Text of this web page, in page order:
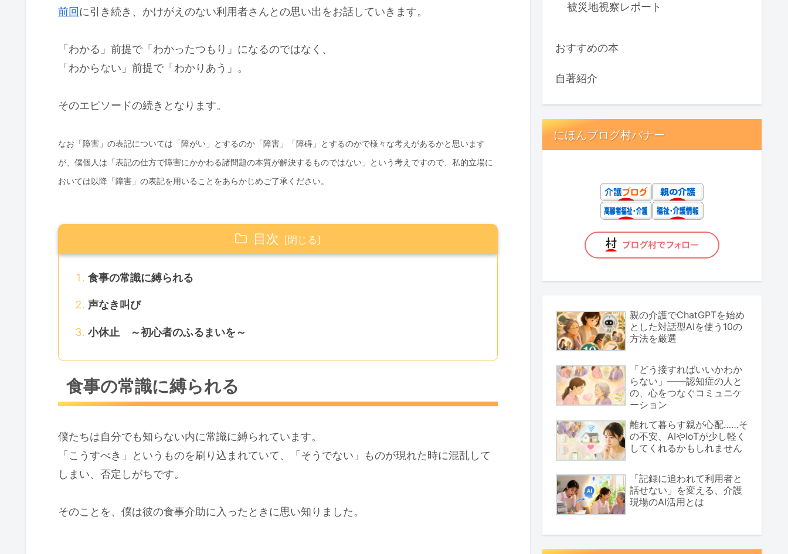
前回に引き続き、かけがえのない利用者さんとの思い出をお話していきます。
「わかる」前提で「わかったつもり」になるのではなく、
「わからない」前提で「わかりあう」。
そのエピソードの続きとなります。
なお「障害」の表記については「障がい」とするのか「障害」「障碍」とするのかで様々な考えがあるかと思います
が、僕個人は「表記の仕方で障害にかかわる諸問題の本質が解決するものではない」という考えですので、私的立場に
おいては以降「障害」の表記を用いることをあらかじめご了承ください。
目次
食事の常識に縛られる
声なき叫び
小休止 ～初心者のふるまいを～
食事の常識に縛られる
僕たちは自分でも知らない内に常識に縛られています。
「こうすべき」というものを刷り込まれていて、「そうでない」ものが現れた時に混乱して
しまい、否定しがちです。
そのことを、僕は彼の食事介助に入ったときに思い知りました。
被災地視察レポート
おすすめの本
自著紹介
にほんブログ村バナー
親の介護でChatGPTを始め
とした対話型AIを使う10の
方法を厳選
「どう接すればいいかわか
らない」――認知症の人と
の、心をつなぐコミュニケ
ーション
離れて暮らす親が心配……そ
の不安、AIやIoTが少し軽く
してくれるかもしれません
「記録に追われて利用者と
話せない」を変える、介護
現場のAI活用とは